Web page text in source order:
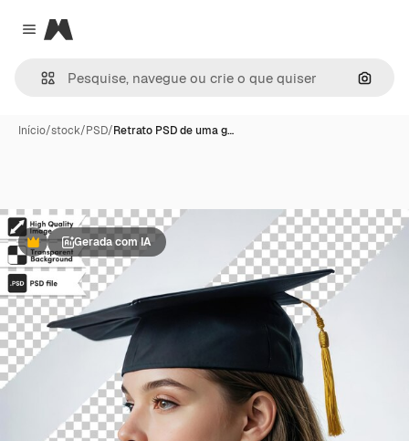
Close menu
Magnific
Início/stock/PSD/Retrato PSD de uma g…
PremiumGerada com IA